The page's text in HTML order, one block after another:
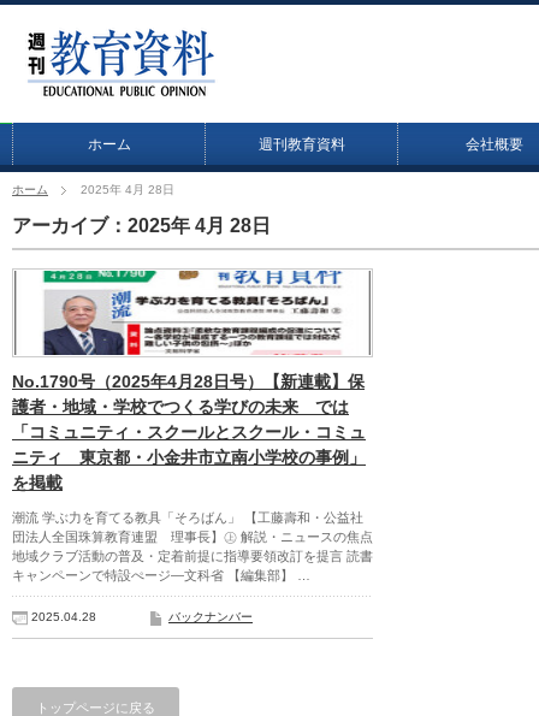
ホーム 週刊教育資料 会社概要
ホーム 2025年 4月 28日
アーカイブ：2025年 4月 28日
No.1790号（2025年4月28日号）【新連載】保
護者・地域・学校でつくる学びの未来 では
「コミュニティ・スクールとスクール・コミュ
ニティ 東京都・小金井市立南小学校の事例」
を掲載
潮流 学ぶ力を育てる教具「そろばん」 【工藤壽和・公益社
団法人全国珠算教育連盟 理事長】㊤ 解説・ニュースの焦点
地域クラブ活動の普及・定着前提に指導要領改訂を提言 読書
キャンペーンで特設ぺージ―文科省 【編集部】 …
2025.04.28 バックナンバー
トップページに戻る